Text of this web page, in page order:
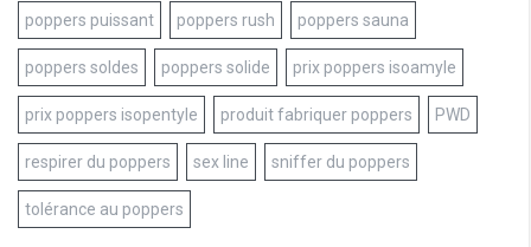
poppers puissant poppers rush poppers sauna
poppers soldes poppers solide prix poppers isoamyle
prix poppers isopentyle produit fabriquer poppers PWD
respirer du poppers sex line sniffer du poppers
tolérance au poppers